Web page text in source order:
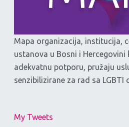
Mapa organizacija, institucija,
ustanova u Bosni i Hercegovini
adekvatnu potporu, pružaju
senzibilizirane za rad sa LGBTI
My Tweets